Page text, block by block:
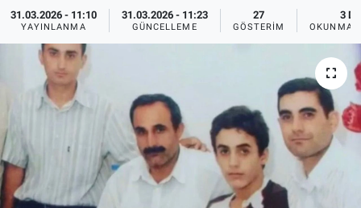
31.03.2026 - 11:10
YAYINLANMA
31.03.2026 - 11:23
GÜNCELLEME
27
GÖSTERIM
3 DK
OKUNMA
Ege Saati
Ege'den Esintiler
Eğitim
Eğlence
Ekonomi
Yayın Akışı
İletişim
Haber Arşivi